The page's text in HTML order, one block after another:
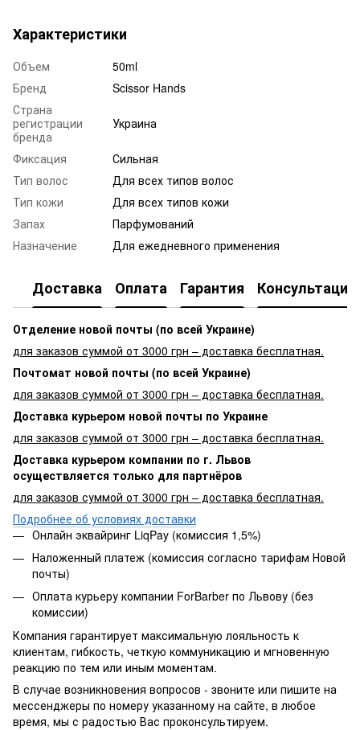
Характеристики
Объем
50ml
Бренд
Scissor Hands
Страна
регистрации
бренда
Украина
Фиксация
Сильная
Тип волос
Для всех типов волос
Тип кожи
Для всех типов кожи
Запах
Парфумований
Назначение
Для ежедневного применения
Доставка Оплата Гарантия Консультация
Отделение новой почты (по всей Украине)
для заказов суммой от 3000 грн – доставка бесплатная.
Почтомат новой почты (по всей Украине)
для заказов суммой от 3000 грн – доставка бесплатная.
Доставка курьером новой почты по Украине
для заказов суммой от 3000 грн – доставка бесплатная.
Доставка курьером компании по г. Львов
осуществляется только для партнёров
для заказов суммой от 3000 грн – доставка бесплатная.
Подробнее об условиях доставки
Онлайн эквайринг LiqPay (комиссия 1,5%)
Наложенный платеж (комиссия согласно тарифам Новой
почты)
Оплата курьеру компании ForBarber по Львову (без
комиссии)
Компания гарантирует максимальную лояльность к
клиентам, гибкость, четкую коммуникацию и мгновенную
реакцию по тем или иным моментам.
В случае возникновения вопросов - звоните или пишите на
мессенджеры по номеру указанному на сайте, в любое
время, мы с радостью Вас проконсультируем.